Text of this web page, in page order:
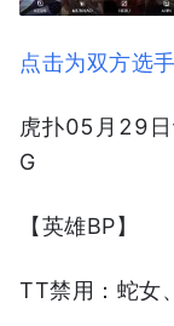
点击为双方选
虎扑05月29
G
【英雄BP】
TT禁用：蛇女